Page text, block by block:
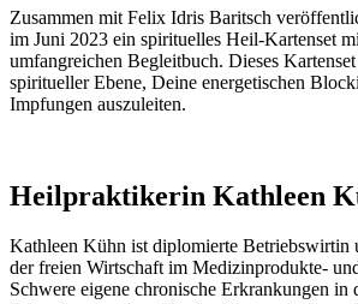
Zusammen mit Felix Idris Baritsch
im Juni 2023 ein spirituelles Heil-Kartenset
umfangreichen Begleitbuch. Dieses
spiritueller Ebene, Deine energetischen
Impfungen auszuleiten.
Heilpraktikerin Kathleen
Kathleen Kühn ist diplomierte Betriebswirtin
der freien Wirtschaft im Medizinprodukte-
Schwere eigene chronische Erkrankungen